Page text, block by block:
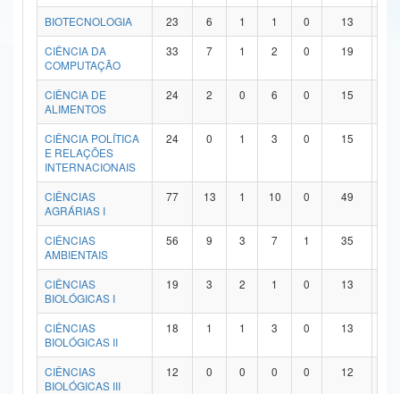
Advocacia-Geral da União
Banco Central do Brasil
BIOTECNOLOGIA
23 6 1 1 0 13
CIÊNCIA DA
COMPUTAÇÃO
33 7 1 2 0 19
CIÊNCIA DE
ALIMENTOS
24 2 0 6 0 15
CIÊNCIA POLÍTICA
E RELAÇÕES
INTERNACIONAIS
24 0 1 3 0 15
CIÊNCIAS
AGRÁRIAS I
77 13 1 10 0 49
CIÊNCIAS
AMBIENTAIS
56 9 3 7 1 35
CIÊNCIAS
BIOLÓGICAS I
19 3 2 1 0 13
CIÊNCIAS
BIOLÓGICAS II
18 1 1 3 0 13
CIÊNCIAS
BIOLÓGICAS III
12 0 0 0 0 12